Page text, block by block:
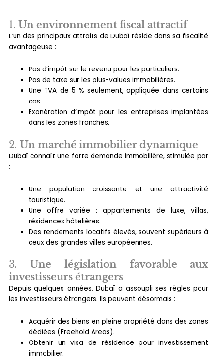
1. Un environnement fiscal attractif
L’un des principaux attraits de Dubaï réside dans sa fiscalité
avantageuse :
Pas d’impôt sur le revenu pour les particuliers.
Pas de taxe sur les plus-values immobilières.
Une TVA de 5 % seulement, appliquée dans certains
cas.
Exonération d’impôt pour les entreprises implantées
dans les zones franches.
2. Un marché immobilier dynamique
Dubaï connaît une forte demande immobilière, stimulée par
:
Une population croissante et une attractivité
touristique.
Une offre variée : appartements de luxe, villas,
résidences hôtelières.
Des rendements locatifs élevés, souvent supérieurs à
ceux des grandes villes européennes.
3.Une législation favorable aux
investisseurs étrangers
Depuis quelques années, Dubaï a assoupli ses règles pour
les investisseurs étrangers. Ils peuvent désormais :
Acquérir des biens en pleine propriété dans des zones
dédiées (Freehold Areas).
Obtenir un visa de résidence pour investissement
immobilier.